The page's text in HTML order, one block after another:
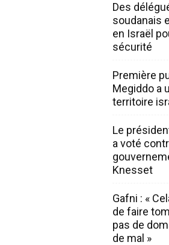
Des
soudanais
en Israël
sécurité
Première
Megiddo a
territoire
Le
a voté
Knesset
Gafni : «
de faire
pas de
de mal »